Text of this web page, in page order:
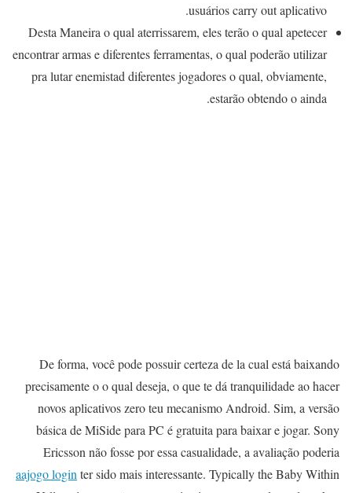
usuários carry out aplicativo.
Desta Maneira o qual aterrissarem, eles terão o qual apetecer
encontrar armas e diferentes ferramentas, o qual poderão utilizar
pra lutar enemistad diferentes jogadores o qual, obviamente,
estarão obtendo o ainda.
De forma, você pode possuir certeza de la cual está baixando
precisamente o o qual deseja, o que te dá tranquilidade ao hacer
novos aplicativos zero teu mecanismo Android. Sim, a versão
básica de MiSide para PC é gratuita para baixar e jogar. Sony
Ericsson não fosse por essa casualidade, a avaliação poderia
aajogo login ter sido mais interessante. Typically the Baby Within